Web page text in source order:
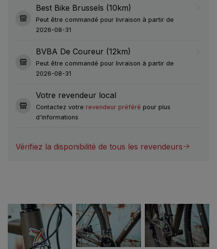
Best Bike Brussels (10km)
Peut être commandé pour livraison à partir de
2026-08-31
BVBA De Coureur (12km)
Peut être commandé pour livraison à partir de
2026-08-31
Votre revendeur local
Contactez votre revendeur préféré pour plus
d'informations
Vérifiez la disponibilité de tous les revendeurs